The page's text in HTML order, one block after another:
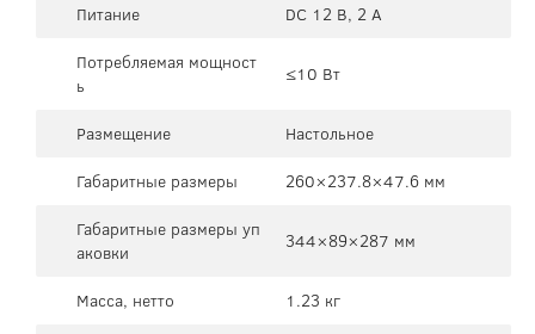
Питание
DC 12 В, 2 А
Потребляемая мощност
ь
≤10 Вт
Размещение
Настольное
Габаритные размеры
260×237.8×47.6 мм
Габаритные размеры уп
аковки
344×89×287 мм
Масса, нетто
1.23 кг